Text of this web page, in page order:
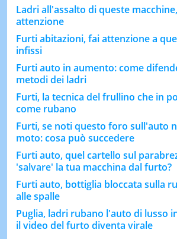
Ladri all'assalto di queste
attenzione
Furti abitazioni, fai attenzione a
infissi
Furti auto in aumento: come
metodi dei ladri
Furti, la tecnica del frullino che in
come rubano
Furti, se noti questo foro sull'auto
moto: cosa può succedere
Furti auto, quel cartello sul
'salvare' la tua macchina dal furto?
Furti auto, bottiglia bloccata sulla
alle spalle
Puglia, ladri rubano l'auto di lusso
il video del furto diventa virale